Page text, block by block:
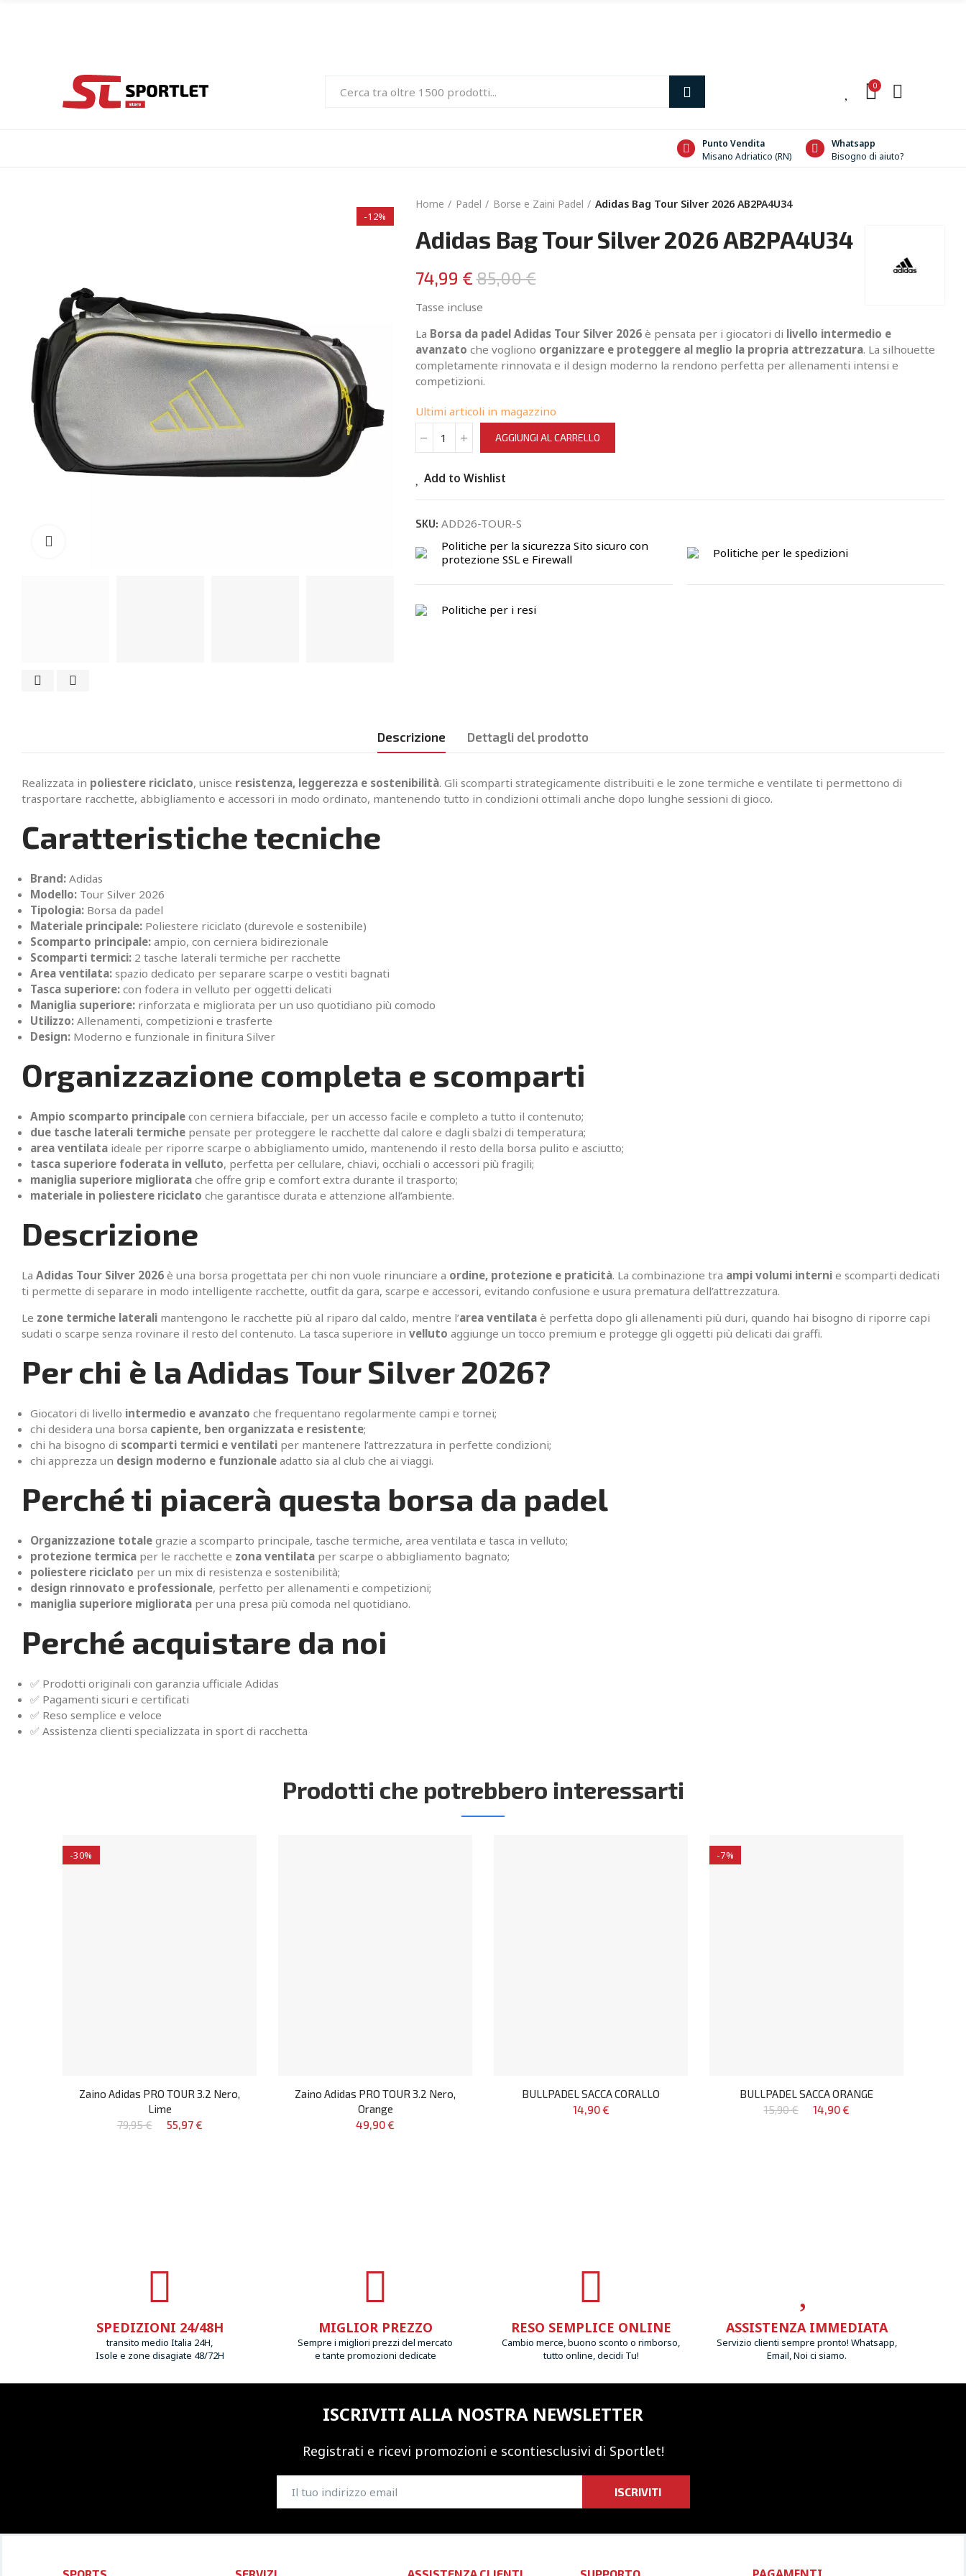
0
Punto Vendita
Misano Adriatico (RN)
Whatsapp
Bisogno di aiuto?
-12%
Home Padel Borse e Zaini Padel Adidas Bag Tour Silver 2026 AB2PA4U34
Adidas Bag Tour Silver 2026 AB2PA4U34
74,99 €85,00 €
Tasse incluse
La Borsa da padel Adidas Tour Silver 2026è pensata per i giocatori di livello intermedio e
avanzato che vogliono organizzare e proteggere al meglio la propria attrezzatura. La silhouette
completamente rinnovata e il design moderno la rendono perfetta per allenamenti intensi e
competizioni.
Ultimi articoli in magazzino
AGGIUNGI AL CARRELLO
Add to Wishlist
SKU: ADD26-TOUR-S
Politiche per la sicurezza Sito sicuro con
protezione SSL e Firewall
Politiche per le spedizioni
Politiche per i resi
Descrizione Dettagli del prodotto
Realizzata in poliestere riciclato, unisce resistenza, leggerezza e sostenibilità. Gli scomparti strategicamente distribuiti e le zone termiche e ventilate ti permettono di
trasportare racchette, abbigliamento e accessori in modo ordinato, mantenendo tutto in condizioni ottimali anche dopo lunghe sessioni di gioco.
Caratteristiche tecniche
Brand: Adidas
Modello: Tour Silver 2026
Tipologia: Borsa da padel
Materiale principale: Poliestere riciclato (durevole e sostenibile)
Scomparto principale: ampio, con cerniera bidirezionale
Scomparti termici: 2 tasche laterali termiche per racchette
Area ventilata: spazio dedicato per separare scarpe o vestiti bagnati
Tasca superiore: con fodera in velluto per oggetti delicati
Maniglia superiore: rinforzata e migliorata per un uso quotidiano più comodo
Utilizzo: Allenamenti, competizioni e trasferte
Design: Moderno e funzionale in finitura Silver
Organizzazione completa e scomparti
Ampio scomparto principale con cerniera bifacciale, per un accesso facile e completo a tutto il contenuto;
due tasche laterali termiche pensate per proteggere le racchette dal calore e dagli sbalzi di temperatura;
area ventilata ideale per riporre scarpe o abbigliamento umido, mantenendo il resto della borsa pulito e asciutto;
tasca superiore foderata in velluto, perfetta per cellulare, chiavi, occhiali o accessori più fragili;
maniglia superiore migliorata che offre grip e comfort extra durante il trasporto;
materiale in poliestere riciclato che garantisce durata e attenzione all’ambiente.
Descrizione
La Adidas Tour Silver 2026 è una borsa progettata per chi non vuole rinunciare a ordine, protezione e praticità. La combinazione tra ampi volumi interni e scomparti dedicati
ti permette di separare in modo intelligente racchette, outfit da gara, scarpe e accessori, evitando confusione e usura prematura dell’attrezzatura.
Le zone termiche laterali mantengono le racchette più al riparo dal caldo, mentre l’area ventilata è perfetta dopo gli allenamenti più duri, quando hai bisogno di riporre capi
sudati o scarpe senza rovinare il resto del contenuto. La tasca superiore in velluto aggiunge un tocco premium e protegge gli oggetti più delicati dai graffi.
Per chi è la Adidas Tour Silver 2026?
Giocatori di livello intermedio e avanzato che frequentano regolarmente campi e tornei;
chi desidera una borsa capiente, ben organizzata e resistente;
chi ha bisogno di scomparti termici e ventilati per mantenere l’attrezzatura in perfette condizioni;
chi apprezza un design moderno e funzionale adatto sia al club che ai viaggi.
Perché ti piacerà questa borsa da padel
Organizzazione totale grazie a scomparto principale, tasche termiche, area ventilata e tasca in velluto;
protezione termica per le racchette e zona ventilata per scarpe o abbigliamento bagnato;
poliestere riciclato per un mix di resistenza e sostenibilità;
design rinnovato e professionale, perfetto per allenamenti e competizioni;
maniglia superiore migliorata per una presa più comoda nel quotidiano.
Perché acquistare da noi
✅ Prodotti originali con garanzia ufficiale Adidas
✅ Pagamenti sicuri e certificati
✅ Reso semplice e veloce
✅ Assistenza clienti specializzata in sport di racchetta
Prodotti che potrebbero interessarti
-30%
Zaino Adidas PRO TOUR 3.2 Nero,
Lime
79,95 €
55,97 €
Zaino Adidas PRO TOUR 3.2 Nero,
Orange
49,90 €
BULLPADEL SACCA CORALLO
14,90 €
-7%
BULLPADEL SACCA ORANGE
15,90 €
14,90 €
SPEDIZIONI 24/48H
transito medio Italia 24H,
Isole e zone disagiate 48/72H
MIGLIOR PREZZO
Sempre i migliori prezzi del mercato
e tante promozioni dedicate
RESO SEMPLICE ONLINE
Cambio merce, buono sconto o rimborso,
tutto online, decidi Tu!
ASSISTENZA IMMEDIATA
Servizio clienti sempre pronto! Whatsapp,
Email, Noi ci siamo.
ISCRIVITI ALLA NOSTRA NEWSLETTER
Registrati e ricevi promozioni e scontiesclusivi di Sportlet!
ISCRIVITI